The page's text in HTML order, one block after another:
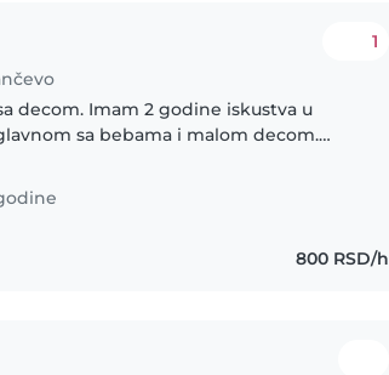
1
decom. Imam 2 godine iskustva u
sa bebama i malom decom.
bilo kakvih..
800 RSD/h